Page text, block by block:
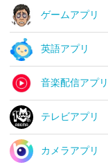
ゲームアプリ
英語アプリ
音楽配信アプリ
テレビアプリ
カメラアプリ